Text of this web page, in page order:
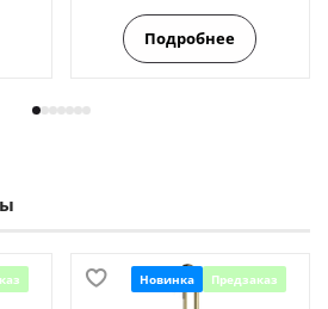
Подробнее
Новинка Предзаказ